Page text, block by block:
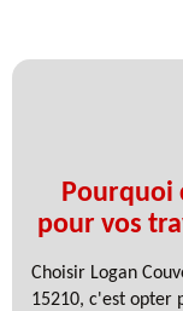
Pourquoi
pour vos
Choisir Logan
15210, c'est opter